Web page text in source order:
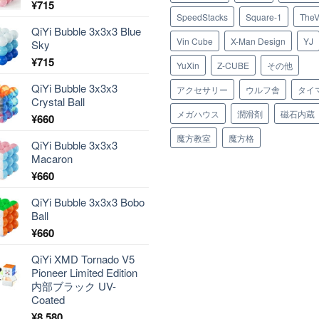
¥715
QiYi Bubble 3x3x3 Blue
Sky
¥715
QiYi Bubble 3x3x3
Crystal Ball
¥660
QiYi Bubble 3x3x3
Macaron
¥660
QiYi Bubble 3x3x3 Bobo
Ball
¥660
QiYi XMD Tornado V5
Pioneer Limited Edition
内部ブラック UV-
Coated
SpeedStacks Square-1
Vin Cube
X-Man Design
YJ
YuXin
Z-CUBE
その他
アクセサリー
ウルフ舎
タイ
メガハウス
潤滑剤
磁石内蔵
魔方教室
魔方格